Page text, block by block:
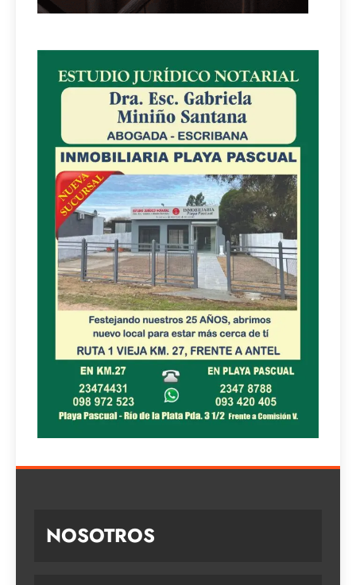
NOSOTROS